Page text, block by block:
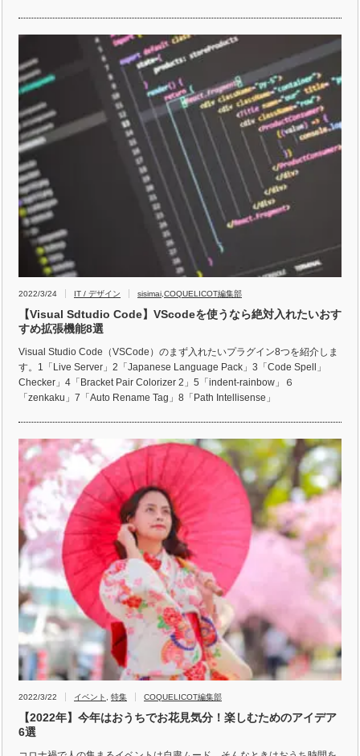
2022/3/24 IT / デザイン sisimai COQUELICOT編集部
【Visual Sdtudio Code】VScodeを使うなら絶対入れたいおす
すめ拡張機能8選
Visual Studio Code（VSCode）のまず入れたいプラグイン8つを紹介しま
す。1「Live Server」2「Japanese Language Pack」3「Code Spell」
Checker」4「Bracket Pair Colorizer 2」5「indent-rainbow」６
「zenkaku」7「Auto Rename Tag」8「Path Intellisense」
2022/3/22 イベント 特集 COQUELICOT編集部
【2022年】今年はおうちでお花見気分！楽しむためのアイデア
6選